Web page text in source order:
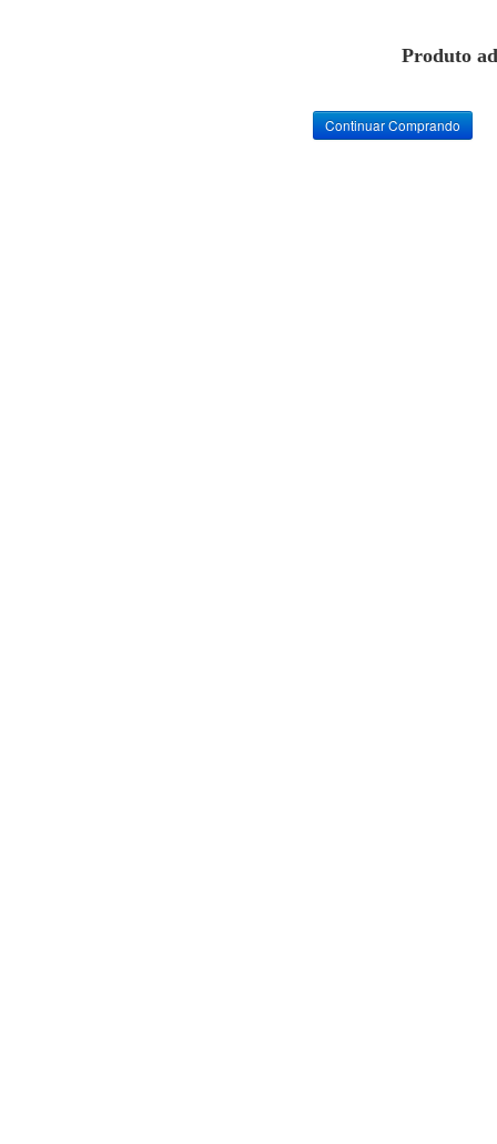
Produto
Continuar Comprando